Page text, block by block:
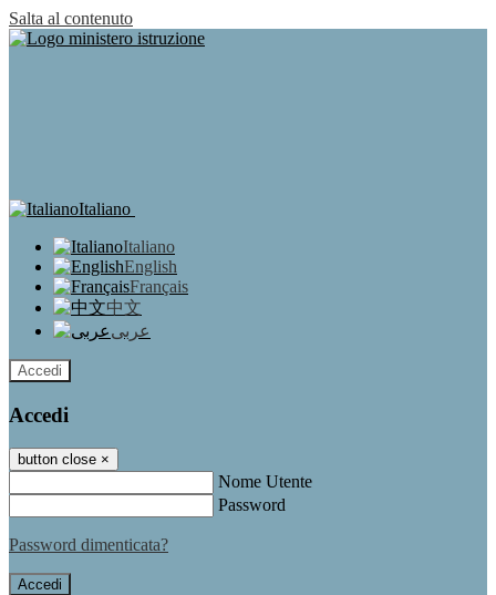
Salta al contenuto
Italiano
Italiano
English
Français
中文
عربى
Accedi
Accedi
button close ×
Nome Utente
Password
Password dimenticata?